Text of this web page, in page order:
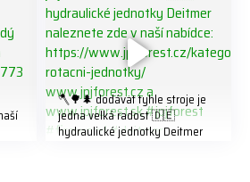
🪓🌳🌲 dodávat tyhle stroje je
jedna velká radost 🇩🇪
hydraulické jednotky Deitmer